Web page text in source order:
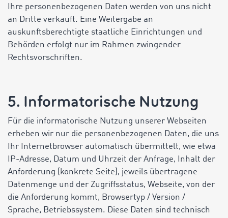
Ihre personenbezogenen Daten werden von uns nicht
an Dritte verkauft. Eine Weitergabe an
auskunftsberechtigte staatliche Einrichtungen und
Behörden erfolgt nur im Rahmen zwingender
Rechtsvorschriften.
5. Informatorische Nutzung
Für die informatorische Nutzung unserer Webseiten
erheben wir nur die personenbezogenen Daten, die uns
Ihr Internetbrowser automatisch übermittelt, wie etwa
IP-Adresse, Datum und Uhrzeit der Anfrage, Inhalt der
Anforderung (konkrete Seite), jeweils übertragene
Datenmenge und der Zugriffsstatus, Webseite, von der
die Anforderung kommt, Browsertyp / Version /
Sprache, Betriebssystem. Diese Daten sind technisch